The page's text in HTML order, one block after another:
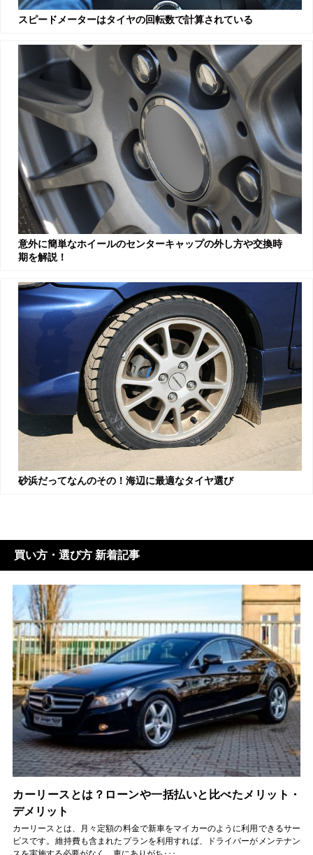
スピードメーターはタイヤの回転数で計算されている
意外に簡単なホイールのセンターキャップの外し方や交換時
期を解説！
砂浜だってなんのその！海辺に最適なタイヤ選び
買い方・選び方 新着記事
カーリースとは？ローンや一括払いと比べたメリット・
デメリット
カーリースとは、月々定額の料金で新車をマイカーのように利用できるサー
ビスです。維持費も含まれたプランを利用すれば、ドライバーがメンテナン